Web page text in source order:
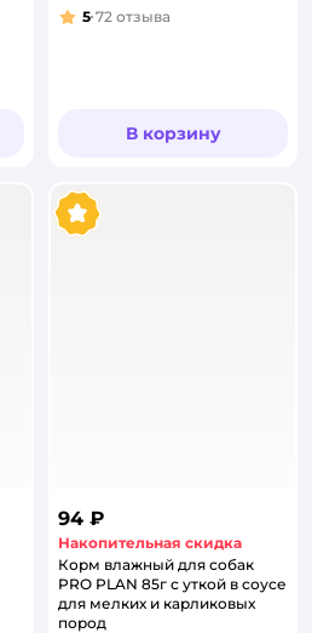
Рейтинг:
5 72 отзыва
В корзину
94 ₽
Накопительная скидка
Корм влажный для собак
PRO PLAN 85г с уткой в соусе
для мелких и карликовых
пород